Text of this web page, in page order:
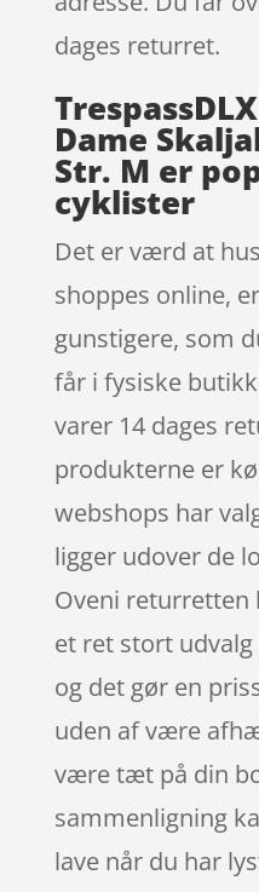
dages returret.
Dame
Str. M er
cyklister
Det er værd at
shoppes online,
gunstigere, som
får i fysiske
varer 14 dages
produkterne er
webshops har
ligger udover de
Oveni returretten
et ret stort
og det gør en
uden af være
være tæt på din
sammenligning
lave når du har